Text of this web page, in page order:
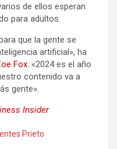
de ellos esperan
para adultos.
que la gente se
artificial», ha
Fox. «2024 es el año
contenido va a
gente».
Insider
Prieto